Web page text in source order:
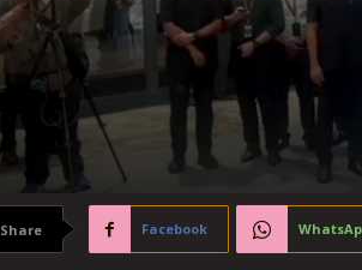
Share Facebook